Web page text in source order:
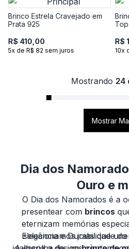
Brinco Estrela Cravejado em
Prata 925
R$ 410,00
5x de R$ 82 sem juros
R$
10x
Mostrando 24
Mostrar
Dia dos
Ouro e
O Dia dos Namorados é a
presentear com brincos
eternizam memórias
selecionamos joias que
Elegância e Durabilidade